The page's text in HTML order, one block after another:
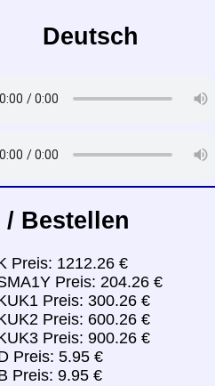
Deutsch
Bestellen
Preis: 1212.26 €
Preis: 204.26 €
Preis: 300.26 €
Preis: 600.26 €
Preis: 900.26 €
Preis: 5.95 €
Preis: 9.95 €